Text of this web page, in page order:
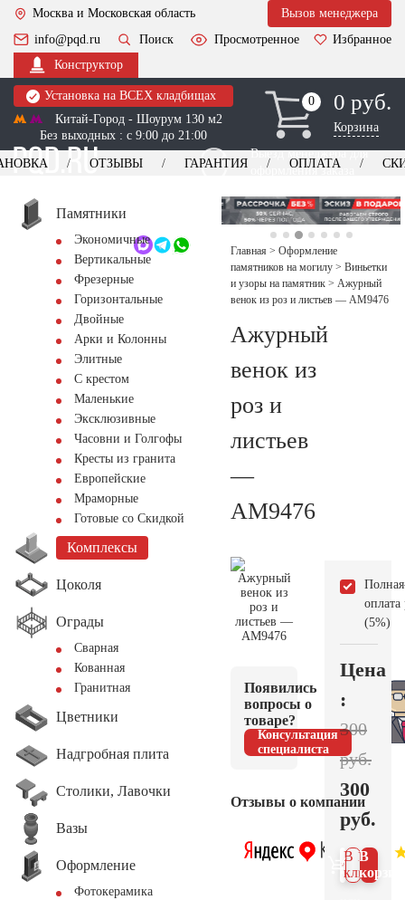
Москва и Московская область
Вызов менеджера
info@pqd.ru
Поиск Просмотренное
Избранное
Конструктор
Установка на ВСЕХ кладбищах
Китай-Город - Шоурум 130 м2
Без выходных : с 9:00 до 21:00
0
0 0 руб.
Корзина
Выезд менеджера для
оформления заказа
+7 (495) 518-44-23
Обратный звонок
ОТЗЫВЫ ГАРАНТИЯ ОПЛАТА
Памятники
Экономичные
Вертикальные
Фрезерные
Горизонтальные
Двойные
Арки и Колонны
Элитные
С крестом
Маленькие
Эксклюзивные
Часовни и Голгофы
Кресты из гранита
Европейские
Мраморные
Готовые со Скидкой
Комплексы
Цоколя
Ограды
Сварная
Кованная
Гранитная
Цветники
Надгробная плита
Столики, Лавочки
Вазы
Оформление
Фотокерамика
Главная > Оформление
памятников на могилу > Виньетки
и узоры на памятник > Ажурный
венок из роз и листьев — AM9476
Ажурный
венок из
роз и
листьев
—
AM9476
Появились
вопросы о
товаре?
Консультация
специалиста
Отзывы о компании
Полная
оплата
(5%)
Цена
:
300
руб.
300
руб.
В
В 1
клик